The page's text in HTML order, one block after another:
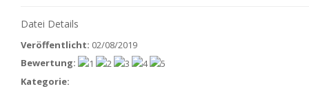
Datei Details
Veröffentlicht: 02/08/2019
Bewertung:
Kategorie: